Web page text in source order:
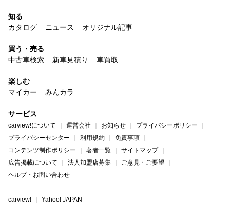
知る
カタログ
ニュース オリジナル記事
買う・売る
中古車検索
新車見積り 車買取
楽しむ
マイカー
みんカラ
サービス
carview!について 運営会社 お知らせ
プライバシーポリシー
プライバシーセンター
利用規約
免責事項
コンテンツ制作ポリシー
著者一覧
サイトマップ
広告掲載について
法人加盟店募集
ご意見・ご要望
ヘルプ・お問い合わせ
carview! Yahoo! JAPAN